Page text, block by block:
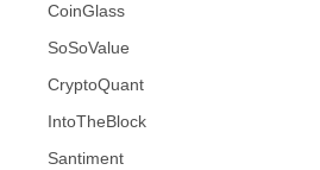
CoinGlass
SoSoValue
CryptoQuant
IntoTheBlock
Santiment